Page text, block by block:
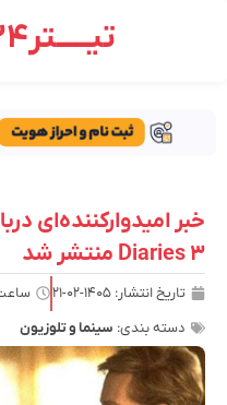
تیـــــتر24
Diaries 3 منتشر شد
تاریخ انتشار: ۱۴۰۵-۰۲-۲۱
دسته بندی: سینما و تلوزیون